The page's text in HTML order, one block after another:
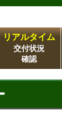
リアルタイム
交付状況
確認